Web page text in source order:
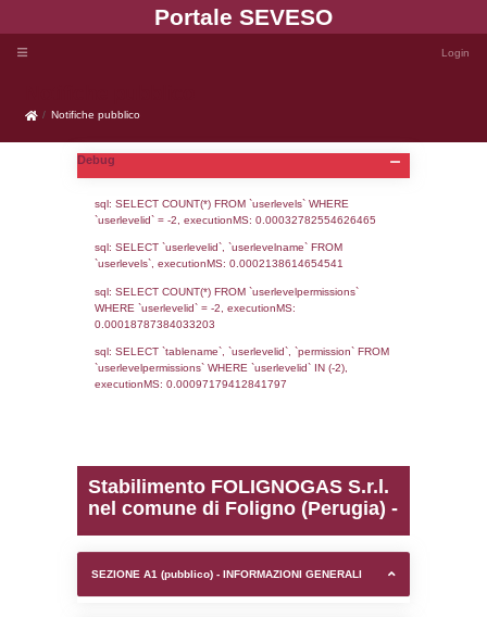
Portale
Notifiche pubblico
Notifiche pubblico
Debug
sql: SELECT COUNT(*) FROM `userlevels`
sql: SELECT `userlevelid`, `userlevelname`
0.00018787384033203
sql: SELECT `tablename`, `userlevelid`,
`userlevelpermissions` WHERE `userlevelid`
executionMS: 0.00097179412841797